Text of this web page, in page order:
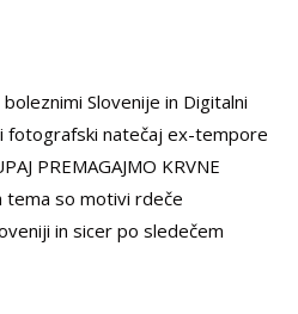
Slovenije in Digitalni
fotografski natečaj ex-tempore
PREMAGAJMO KRVNE
tema so motivi rdeče
in sicer po sledečem